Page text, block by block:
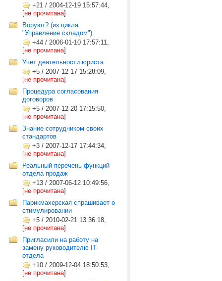
+21 / 2004-12-19 15:57:44,
[не прочитана]
Воруют? (из цикла
"Управление складом")
+44 / 2006-01-10 17:57:11,
[не прочитана]
Учет деятельности юриста
+5 / 2007-12-17 15:28:09,
[не прочитана]
Процедура согласования
договоров
+5 / 2007-12-20 17:15:50,
[не прочитана]
Знание сотрудником своих
стандартов
+3 / 2007-12-17 17:44:34,
[не прочитана]
Реальный перечень функций
отдела продаж
+13 / 2007-06-12 10:49:56,
[не прочитана]
Парикмахерская спрашивает о
стимулировании
+5 / 2010-02-21 13:36:18,
[не прочитана]
Пригласили на работу на
замену руководителю IT-
отдела
+10 / 2009-12-04 18:50:53,
[не прочитана]